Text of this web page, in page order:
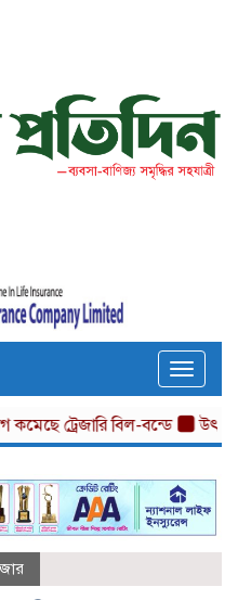
Toggle
ট্রেজারি বিল-বন্ডে উৎপাদন